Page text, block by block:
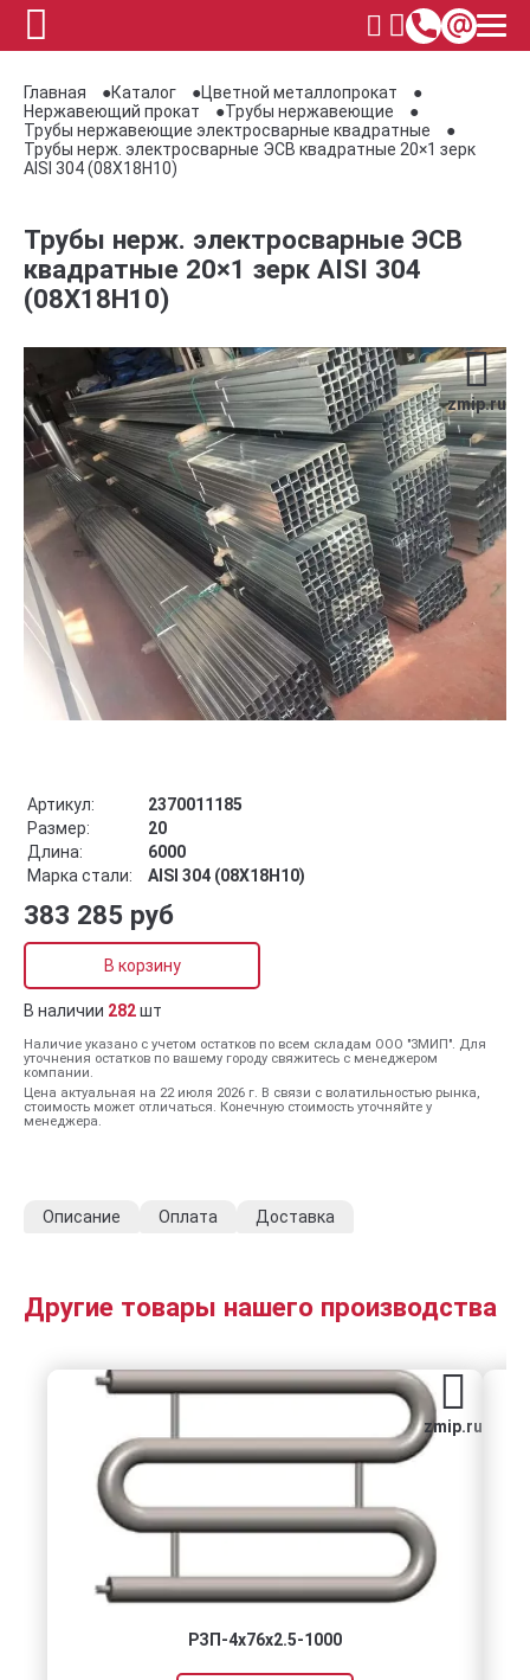
Главная Каталог
Цветной металлопрокат
Нержавеющий прокат
Трубы нержавеющие
Трубы нержавеющие электросварные квадратные
Трубы нерж. электросварные ЭСВ квадратные 20×1 зерк
AISI 304 (08Х18Н10)
Трубы нерж. электросварные ЭСВ
квадратные 20×1 зерк AISI 304
(08Х18Н10)
zmip.ru
Артикул:
2370011185
Размер:
20
Длина:
6000
Марка стали:
AISI 304 (08Х18Н10)
383 285 руб
В корзину
В наличии 282шт
Наличие указано с учетом остатков по всем складам ООО "ЗМИП". Для
уточнения остатков по вашему городу свяжитесь с менеджером
компании.
Цена актуальная на 22 июля 2026 г. В связи с волатильностью рынка,
стоимость может отличаться. Конечную стоимость уточняйте у
менеджера.
Описание Оплата Доставка
Другие товары нашего производства
zmip.ru
РЗП-4x76x2.5-1000